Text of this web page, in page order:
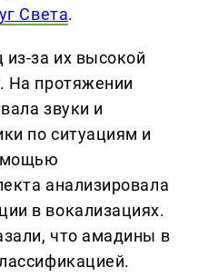
Света.
из-за их высокой
На протяжении
звуки и
по ситуациям и
анализировала
в вокализациях.
что амадины в